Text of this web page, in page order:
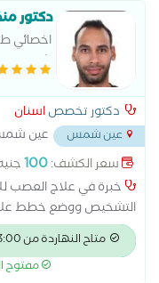
دكتور
اخصائي
شمس
دكتور تخصصاسنان
عين شمس
عين
البن البرازيلى ١١
البان المغربى . امام ماركت
سعر الكشف:100
خبرة في علاج العصب
التشخيص ووضع خطط علاج
التيجان والجسور خبرة في
والكاملة إجراء جميع
خلع الأسنان البسيط
متاح النهاردة من 3:00 مساءً
مفتوح